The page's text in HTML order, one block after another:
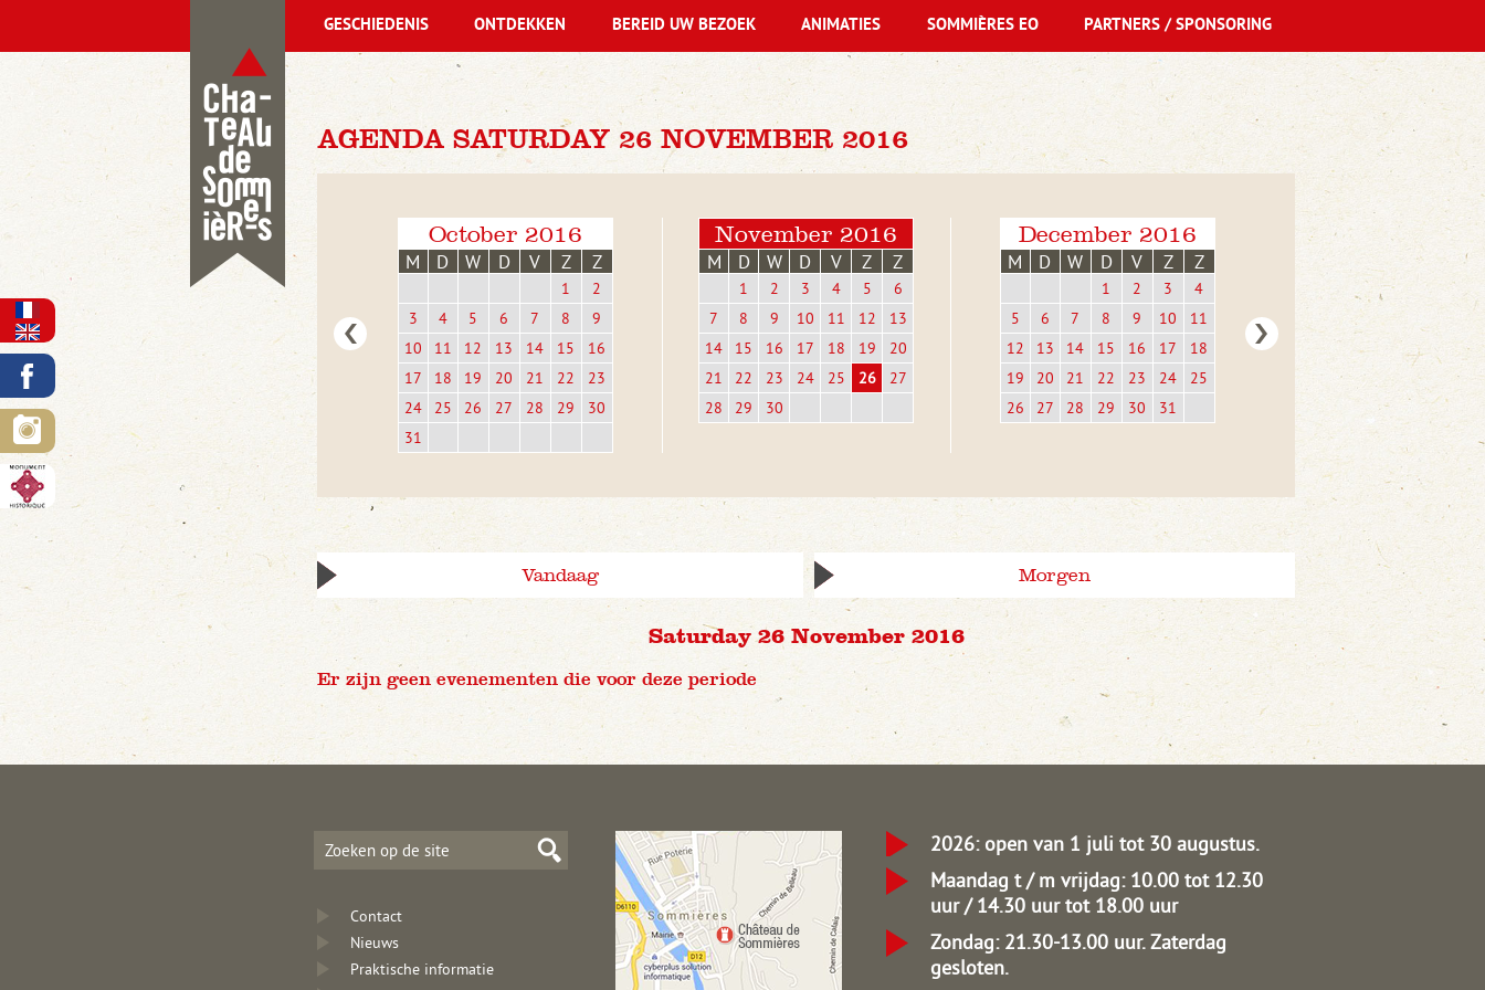
AGENDA SATURDAY 26 NOVEMBER 2016
October 2016
M D W D V Z Z
1
2
3
4 5 6 7 8
9
10
11 12 13 14 15
16
17
18 19 20 21 22
23
24
25 26 27 28 29
30
31
November 2016
M D W D V Z Z
1 2 3 4 5
6
7
8 9 10 11 12
13
14
15 16 17 18 19
20
21
22 23 24 25 26
27
28
29 30
December 2016
M D W D V Z Z
1 2 3
4
5
6 7 8 9 10
11
12
13 14 15 16 17
18
19
20 21 22 23 24
25
26
27 28 29 30 31
Vandaag Morgen
Saturday 26 November 2016
Er zijn geen evenementen die voor deze periode
GESCHIEDENIS ONTDEKKEN BEREID UW BEZOEK ANIMATIES SOMMIÈRES EO PARTNERS / SPONSORING
Contact
Nieuws
Praktische informatie
2026: open van 1 juli tot 30 augustus.
Maandag t / m vrijdag: 10.00 tot 12.30
uur / 14.30 uur tot 18.00 uur
Zondag: 21.30-13.00 uur.Zaterdag
gesloten.